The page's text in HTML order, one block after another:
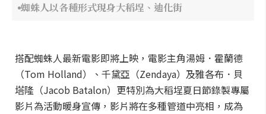
蜘蛛人以各種形式現身大稻埕、迪化街
搭配蜘蛛人最新電影即將上映，電影主角湯姆．霍蘭德
（Tom Holland）、千黛亞（Zendaya）及雅各布．貝
塔隆（Jacob Batalon）更特別為大稻埕夏日節錄製專屬
影片為活動暖身宣傳，影片將在多種管道中亮相，成為